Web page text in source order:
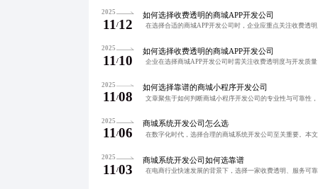
2025
11 /12
如何选择收费透明的商城APP开发公司
2025
11 /10
如何选择收费透明的商城APP开发公司
2025
11 /08
如何选择靠谱的商城小程序开发公司
2025
11/06
商城系统开发公司怎么选
2025
11 /03
商城系统开发公司如何选靠谱